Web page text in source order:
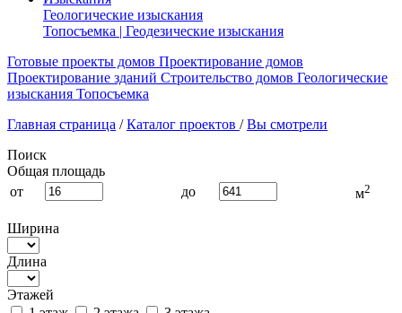
Геологические изыскания
Топосъемка | Геодезические изыскания
Готовые проекты домов Проектирование домов
Проектирование зданий Строительство домов Геологические
изыскания Топосъемка
Главная страница / Каталог проектов / Вы смотрели
Поиск
Общая площадь
от
до м2
Ширина
Длина
Этажей